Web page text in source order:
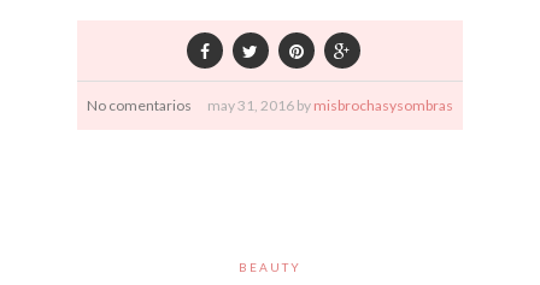
No comentarios may31, 2016 by misbrochasysombras
BEAUTY